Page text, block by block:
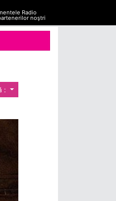
Radio
noştri
: